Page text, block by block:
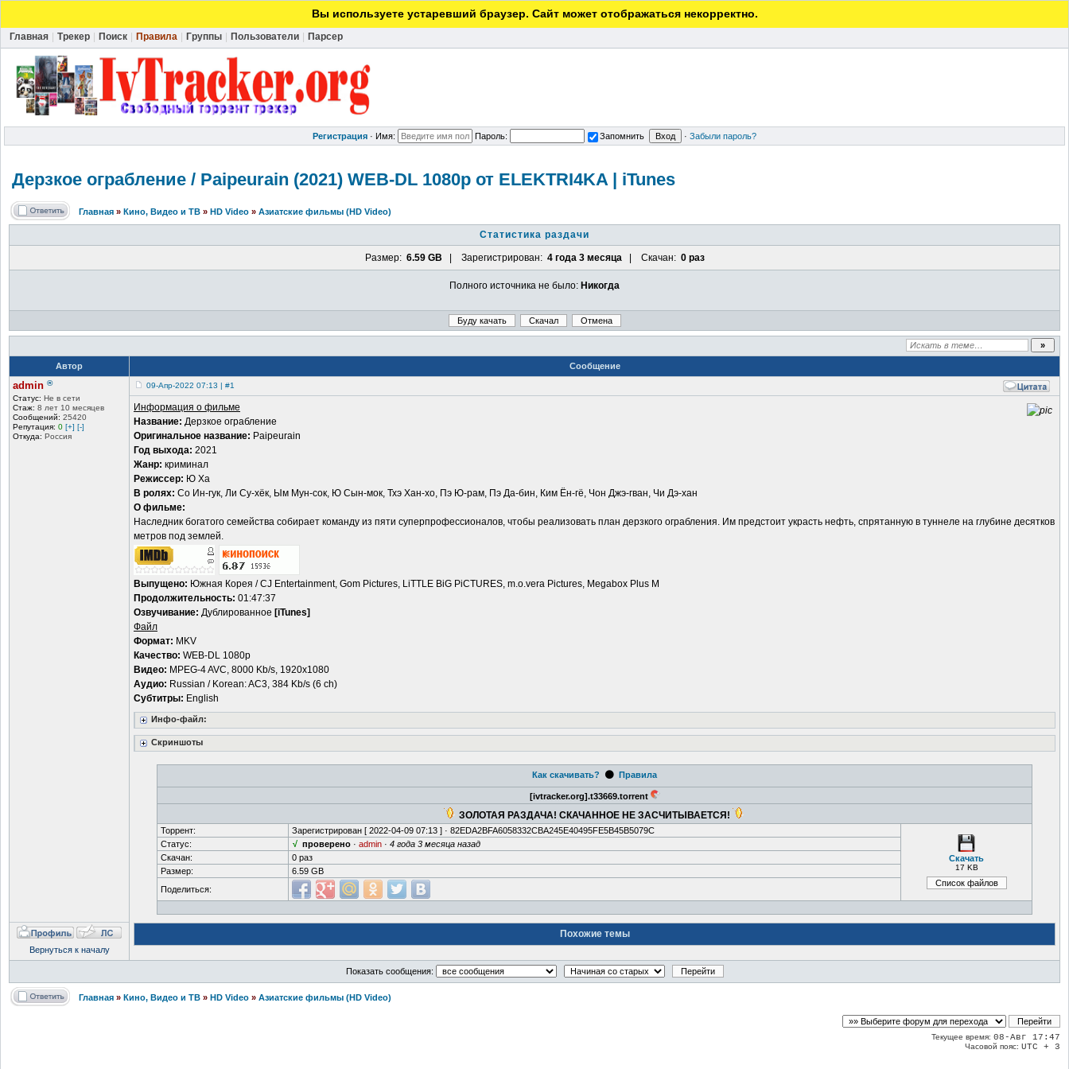
Вы используете устаревший браузер. Сайт может отображаться некорректно.
Главная Трекер Поиск Правила Группы Пользователи Парсер
Регистрация · Имя: Пароль: Запомнить · Забыли пароль?
Дерзкое ограбление / Paipeurain (2021) WEB-DL 1080p от ELEKTRI4KA | iTunes
Главная » Кино, Видео и ТВ » HD Video » Азиатские фильмы (HD Video)
Статистика раздачи
Размер: 6.59 GB | Зарегистрирован: 4 года 3 месяца| Скачан: 0 раз
Полного источника не было: Никогда
Автор Сообщение
admin ®
Статус: Не в сети
Стаж: 8 лет 10 месяцев
Сообщений: 25420
Репутация: 0 [+] [-]
Откуда: Россия
09-Апр-2022 07:13 | #1
Информация о фильме
Название: Дерзкое ограбление
Оригинальное название: Paipeurain
Год выхода: 2021
Жанр: криминал
Режиссер: Ю Ха
В ролях: Со Ин-гук, Ли Су-хёк, Ым Мун-сок, Ю Сын-мок, Тхэ Хан-хо, Пэ Ю-рам, Пэ Да-бин, Ким Ён-гё, Чон Джэ-гван, Чи Дэ-хан
О фильме:
Наследник богатого семейства собирает команду из пяти суперпрофессионалов, чтобы реализовать план дерзкого ограбления. Им предстоит украсть нефть, спрятанную в туннеле на глубине десятков
метров под землей.
Выпущено: Южная Корея / CJ Entertainment, Gom Pictures, LiTTLE BiG PiCTURES, m.o.vera Pictures, Megabox Plus M
Продолжительность: 01:47:37
Озвучивание: Дублированное [iTunes]
Файл
Формат: MKV
Качество: WEB-DL 1080p
Видео: MPEG-4 AVC, 8000 Kb/s, 1920x1080
Аудио: Russian / Korean: AC3, 384 Kb/s (6 ch)
Субтитры: English
Инфо-файл:
Скриншоты
Как скачивать? ⚫ Правила
[ivtracker.org].t33669.torrent
ЗОЛОТАЯ РАЗДАЧА! СКАЧАННОЕ НЕ ЗАСЧИТЫВАЕТСЯ!
Торрент: Зарегистрирован [ 2022-04-09 07:13 ] · 82EDA2BFA6058332CBA245E40495FE5B45B5079C
Скачать
17 KB
Статус: √ проверено · admin · 4 года 3 месяца назад
Скачан:
0 раз
Размер:
6.59 GB
Поделиться:
Похожие темы
Вернуться к началу
Показать сообщения:
Главная » Кино, Видео и ТВ » HD Video » Азиатские фильмы (HD Video)
Текущее время: 08-Авг 17:47
Часовой пояс: UTC + 3